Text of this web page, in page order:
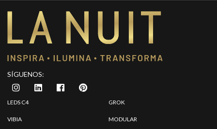
SÍGUENOS:
LEDS C4 GROK
VIBIA MODULAR